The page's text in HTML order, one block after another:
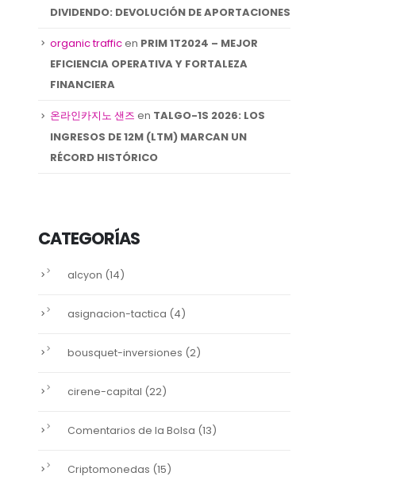
Abr
ATRESMEDIA –
Inicio Positivo del...
MEDIASET: INFORME
DIVIDENDO: DEVOLUCIÓN DE APORTACIONES
organic trafficen PRIM 1T2024 – MEJOR
EFICIENCIA OPERATIVA Y FORTALEZA
FINANCIERA
온라인카지노 샌즈 en TALGO-1S 2026: LOS
INGRESOS DE 12M (LTM) MARCAN UN
RÉCORD HISTÓRICO
CATEGORÍAS
alcyon (14)
asignacion-tactica (4)
bousquet-inversiones (2)
cirene-capital (22)
Comentarios de la Bolsa (13)
Criptomonedas (15)